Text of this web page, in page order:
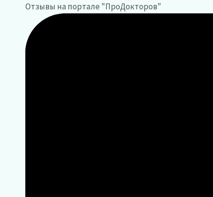
Отзывы на портале "ПроДокторов"